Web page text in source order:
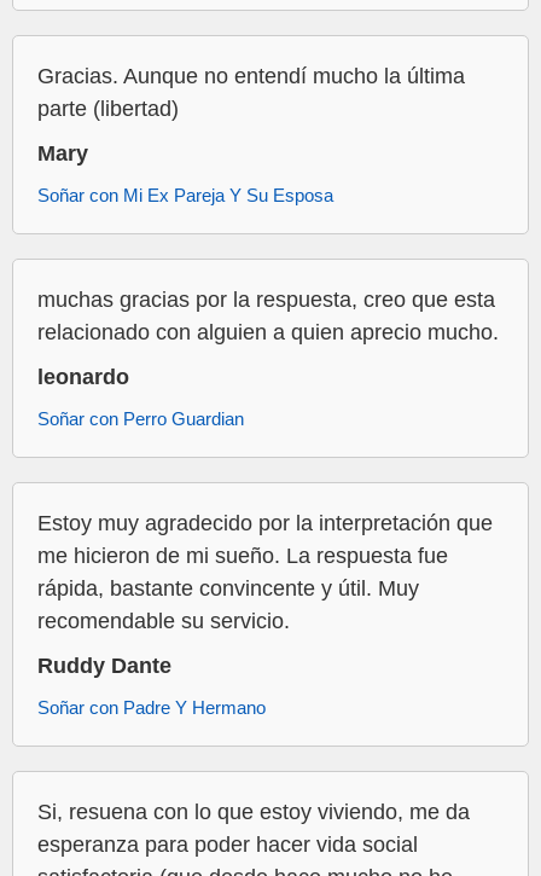
Gracias. Aunque no entendí mucho la última
parte (libertad)
Mary
Soñar con Mi Ex Pareja Y Su Esposa
muchas gracias por la respuesta, creo que esta
relacionado con alguien a quien aprecio mucho.
leonardo
Soñar con Perro Guardian
Estoy muy agradecido por la interpretación que
me hicieron de mi sueño. La respuesta fue
rápida, bastante convincente y útil. Muy
recomendable su servicio.
Ruddy Dante
Soñar con Padre Y Hermano
Si, resuena con lo que estoy viviendo, me da
esperanza para poder hacer vida social